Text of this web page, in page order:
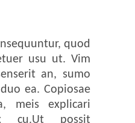
quod
usu ut. Vim
an, sumo
ea. Copiosae
meis explicari
cu.Ut possit